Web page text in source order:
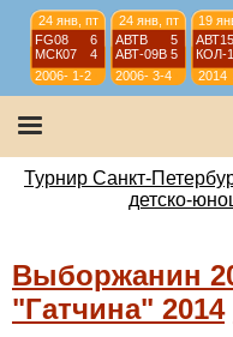
24 янв, пт
FG08
6
МСК07
4
2006-
07
1-2
24 янв, пт
АВТВ
5
АВТ-09B 5
2006-
07
3-4
19
АВТ15
КОЛ-
2014
07
12
АВТ-
07
Турнир Санкт-
детско-
Выборжанин
"Гатчина" 2014